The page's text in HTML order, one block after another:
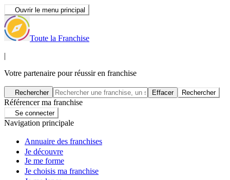
Ouvrir le menu principal
Toute la Franchise
|
Votre partenaire pour réussir en franchise
Rechercher Effacer Rechercher
Référencer ma franchise
Se connecter
Navigation principale
Annuaire des franchises
Je découvre
Je me forme
Je choisis ma franchise